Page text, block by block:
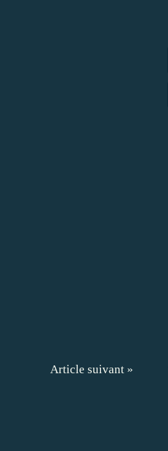
Article suivant »